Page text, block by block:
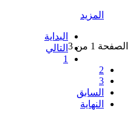
المزيد
الصفحة 1 من 3
البداية
التالي
1
2
3
السابق
النهاية